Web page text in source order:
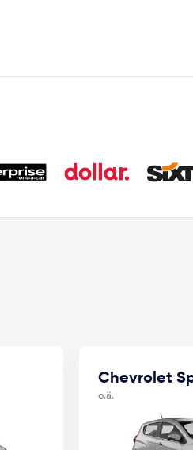
Chevrolet
o.ä.